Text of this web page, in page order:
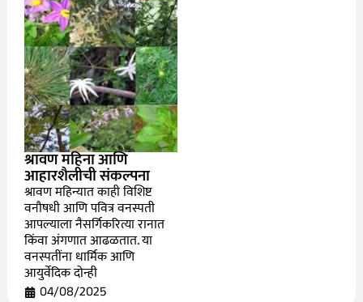
श्रावण महिना आणि
आहारशैलीची संकल्पना
श्रावण महिन्यात काही विशिष्ट
वनौषधी आणि पवित्र वनस्पती
आपल्याला नैसर्गिकरित्या रानात
किंवा अंगणात आढळतात. या
वनस्पतींना धार्मिक आणि
आयुर्वेदिक दोन्ही
04/08/2025